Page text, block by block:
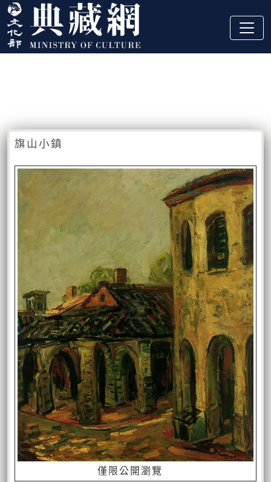
跳到主要內容
:::
旗山小鎮
僅限公開瀏覽